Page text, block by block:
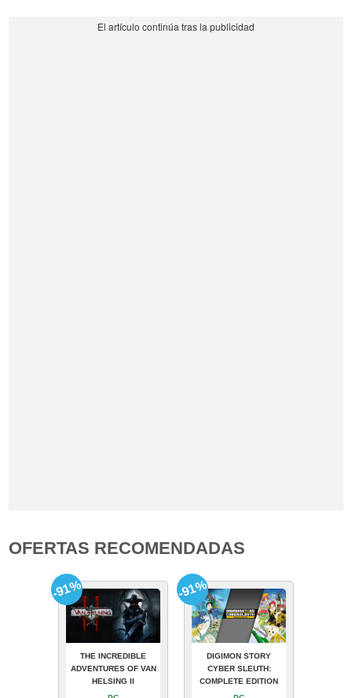
OFERTAS RECOMENDADAS
THE INCREDIBLE
ADVENTURES OF VAN
HELSING II
-91%
DIGIMON STORY
CYBER SLEUTH:
COMPLETE EDITION
-91%